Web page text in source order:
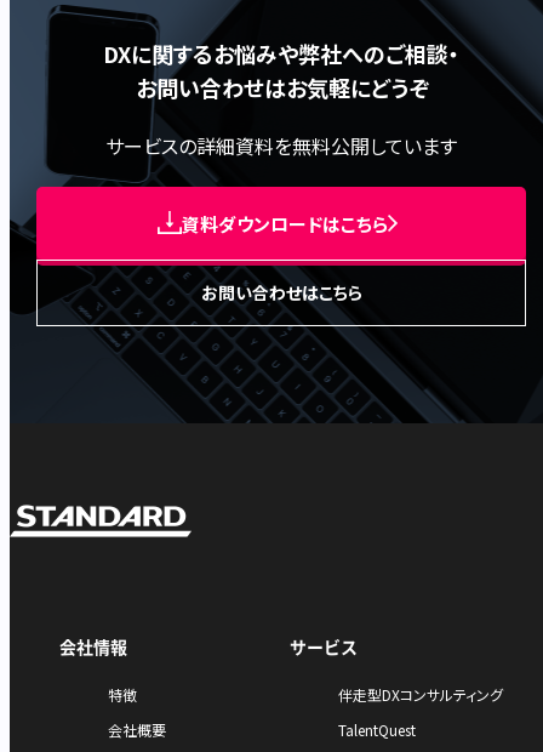
DXに関するお悩みや弊社へのご相談・
お問い合わせはお気軽にどうぞ
サービスの詳細資料を無料公開しています
資料ダウンロードはこちら
お問い合わせはこちら
会社情報
特徴
会社概要
サービス
伴走型DXコンサルティング
TalentQuest